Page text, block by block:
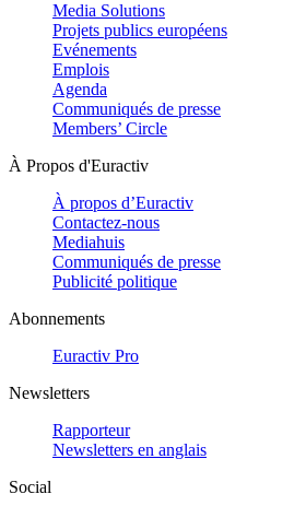
Media Solutions
Projets publics européens
Evénements
Emplois
Agenda
Communiqués de presse
Members’ Circle
À Propos d'Euractiv
À propos d’Euractiv
Contactez-nous
Mediahuis
Communiqués de presse
Publicité politique
Abonnements
Euractiv Pro
Newsletters
Rapporteur
Newsletters en anglais
Social